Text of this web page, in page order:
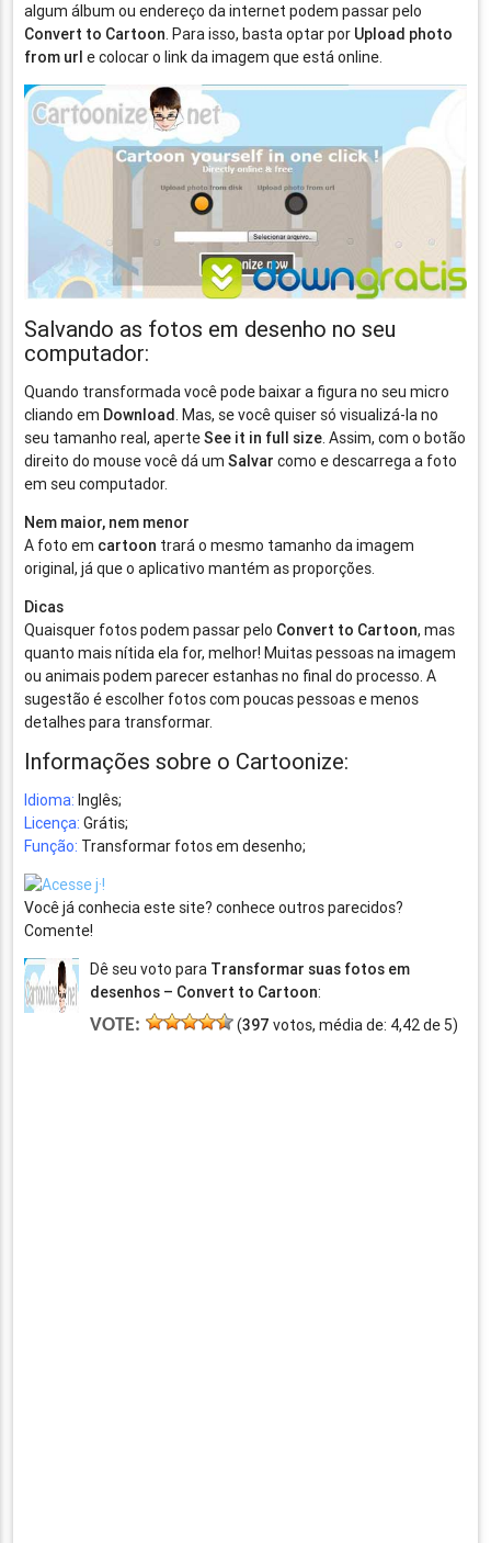
algum álbum ou endereço da internet podem passar pelo
Convert to Cartoon. Para isso, basta optar por Upload photo
from url e colocar o link da imagem que está online.
Salvando as fotos em desenho no seu
computador:
Quando transformada você pode baixar a figura no seu micro
cliando em Download. Mas, se você quiser só visualizá-la no
seu tamanho real, aperteSee it in full size. Assim, com o botão
direito do mouse você dá umSalvar como e descarrega a foto
em seu computador.
Nem maior, nem menor
A foto em cartoon trará o mesmo tamanho da imagem
original, já que o aplicativo mantém as proporções.
Dicas
Quaisquer fotos podem passar pelo Convert to Cartoon, mas
quanto mais nítida ela for, melhor! Muitas pessoas na imagem
ou animais podem parecer estanhas no final do processo. A
sugestão é escolher fotos com poucas pessoas e menos
detalhes para transformar.
Informações sobre o Cartoonize:
Idioma: Inglês;
Licença: Grátis;
Função: Transformar fotos em desenho;
Você já conhecia este site? conhece outros parecidos?
Comente!
Dê seu voto para Transformar suas fotos em
desenhos – Convert to Cartoon:
VOTE: (397 votos, média de: 4,42de 5)